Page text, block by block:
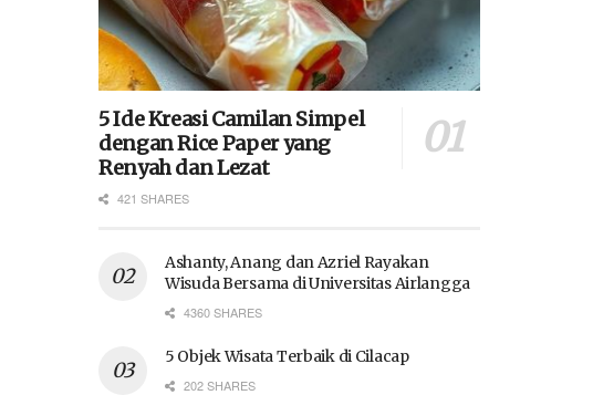
5 Ide Kreasi Camilan Simpel
dengan Rice Paper yang
Renyah dan Lezat
421 SHARES
Ashanty, Anang dan Azriel Rayakan
Wisuda Bersama di Universitas Airlangga
4360 SHARES
5 Objek Wisata Terbaik di Cilacap
202 SHARES